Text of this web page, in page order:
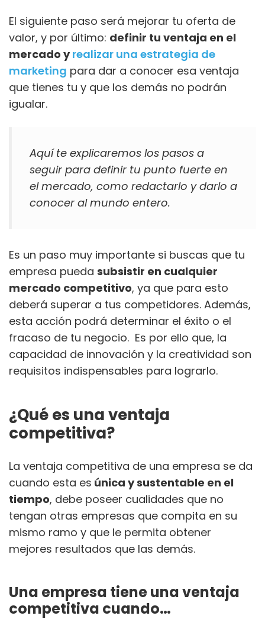
El siguiente paso será mejorar tu oferta de
valor, y por último: definir tu ventaja en el
mercado yrealizar una estrategia de
marketing para dar a conocer esa ventaja
que tienes tu y que los demás no podrán
igualar.
Aquí te explicaremos los pasos a
seguir para definir tu punto fuerte en
el mercado, como redactarlo y darlo a
conocer al mundo entero.
Es un paso muy importante si buscas que tu
empresa pueda subsistir en cualquier
mercado competitivo, ya que para esto
deberá superar a tus competidores. Además,
esta acción podrá determinar el éxito o el
fracaso de tu negocio. Es por ello que, la
capacidad de innovación y la creatividad son
requisitos indispensables para lograrlo.
¿Qué es una ventaja
competitiva?
La ventaja competitiva de una empresa se da
cuando esta es única y sustentable en el
tiempo, debe poseer cualidades que no
tengan otras empresas que compita en su
mismo ramo y que le permita obtener
mejores resultados que las demás.
Una empresa tiene una ventaja
competitiva cuando…